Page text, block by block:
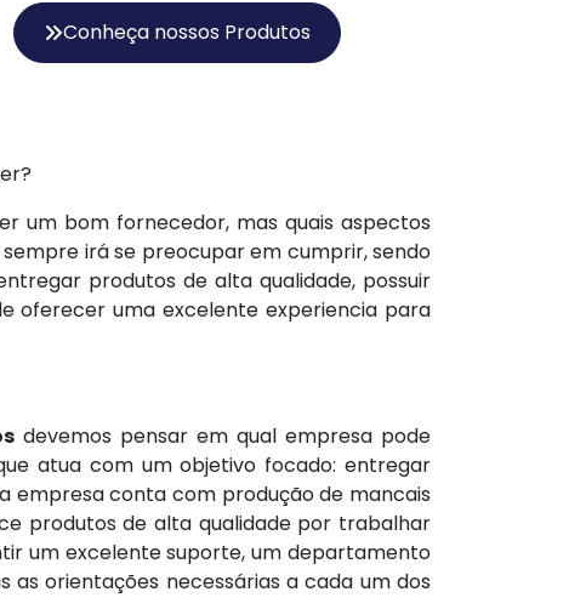
Conheça nossos Produtos
um bom fornecedor, mas quais aspectos
irá se preocupar em cumprir, sendo
produtos de alta qualidade, possuir
oferecer uma excelente experiencia para
devemos pensar em qual empresa pode
atua com um objetivo focado: entregar
empresa conta com produção de mancais
produtos de alta qualidade por trabalhar
um excelente suporte, um departamento
orientações necessárias a cada um dos